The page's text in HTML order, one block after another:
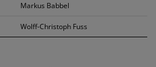
Markus Babbel
Wolff-Christoph Fuss